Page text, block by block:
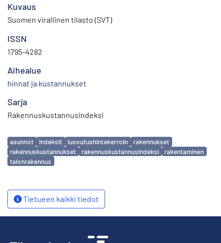
Kuvaus
Suomen virallinen tilasto (SVT)
ISSN
1795-4282
Aihealue
hinnat ja kustannukset
Sarja
Rakennuskustannusindeksi
Avainsanat
asunnot indeksit luovutushintakerroin
rakennukset
rakennuskustannukset
rakennuskustannusindeksi
rakentaminen
talonrakennus
Tietueen kaikki tiedot